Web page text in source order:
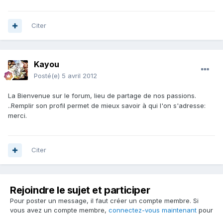
Citer
Kayou
Posté(e) 5 avril 2012
La Bienvenue sur le forum, lieu de partage de nos passions.
..Remplir son profil permet de mieux savoir à qui l'on s'adresse:
merci.
Citer
Rejoindre le sujet et participer
Pour poster un message, il faut créer un compte membre. Si
vous avez un compte membre, connectez-vous maintenant pour